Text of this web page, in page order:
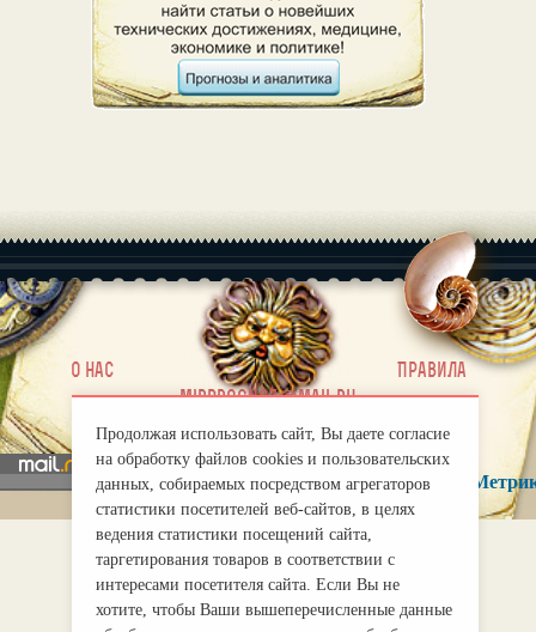
О нас |
Правила
mirprognoz@mail.ru
Продолжая использовать сайт, Вы даете согласие
на обработку файлов cookies и пользовательских
данных, собираемых посредством агрегаторов
статистики посетителей веб-сайтов, в целях
ведения статистики посещений сайта,
таргетирования товаров в соответствии с
интересами посетителя сайта. Если Вы не
хотите, чтобы Ваши вышеперечисленные данные